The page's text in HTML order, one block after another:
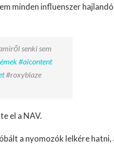
minden influenszer
senki sem
#aicontent
#roxyblaze
el a NAV.
a nyomozók lelkére hatni,